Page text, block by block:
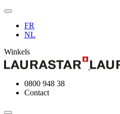
FR
NL
Winkels
0800 948 38
Contact